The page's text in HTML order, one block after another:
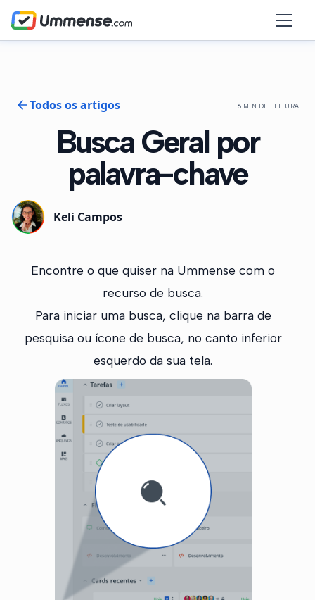
Todos os artigos 6 MIN DE LEITURA
Busca Geral por
palavra-chave
Keli Campos
Encontre o que quiser na Ummense com o
recurso de busca.
Para iniciar uma busca, clique na barra de
pesquisa ou ícone de busca, no canto inferior
esquerdo da sua tela.